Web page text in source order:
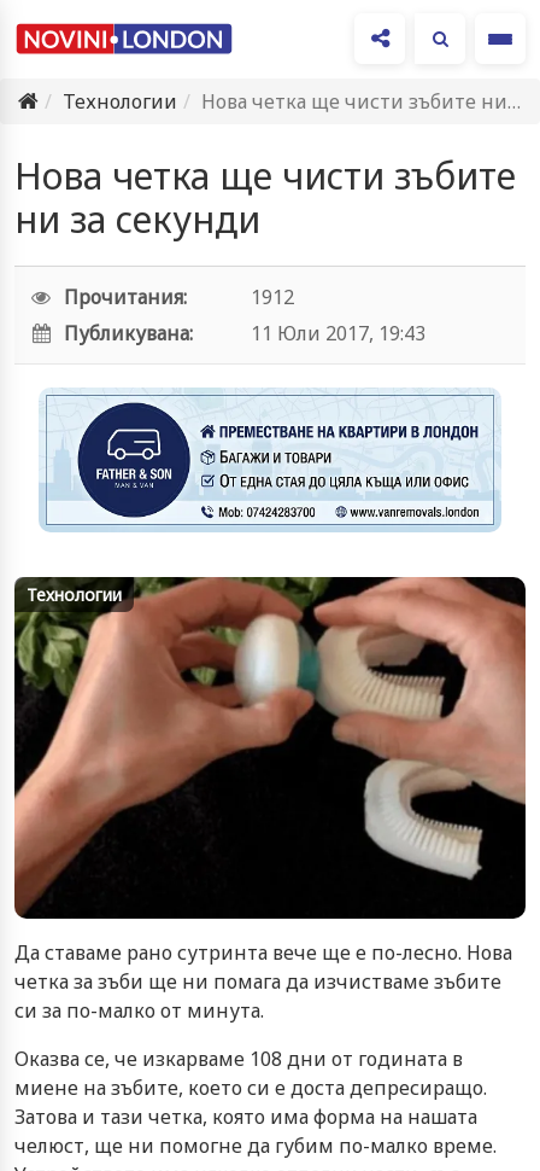
Технологии
Нова четка ще чисти зъбите ни за секунди
Нова четка ще чисти зъбите
ни за секунди
Прочитания:
1912
Публикувана:
11 Юли 2017, 19:43
Технологии
Да ставаме рано сутринта вече ще е по-лесно. Нова
четка за зъби ще ни помага да изчистваме зъбите
си за по-малко от минута.
Оказва се, че изкарваме 108 дни от годината в
миене на зъбите, което си е доста депресиращо.
Затова и тази четка, която има форма на нашата
челюст, ще ни помогне да губим по-малко време.